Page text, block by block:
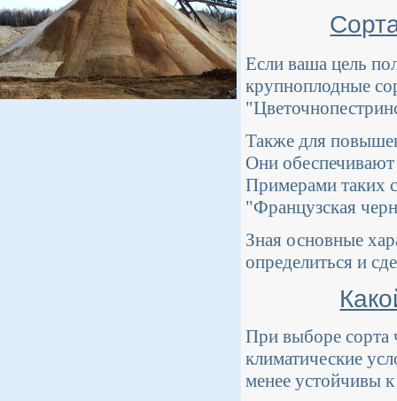
Если ваша цель
крупноплодные
Также для
Они обеспечивают
Примерами таких
"Французская
Зная основные
определиться и
При выборе сорта
климатические
менее устойчивы